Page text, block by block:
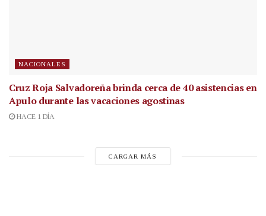
NACIONALES
Cruz Roja Salvadoreña brinda cerca de 40 asistencias en
Apulo durante las vacaciones agostinas
HACE 1 DÍA
CARGAR MÁS